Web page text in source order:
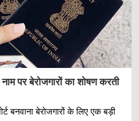
पर बेरोजगारों का शोषण करती
बनवाना बेरोजगारों के लिए एक बड़ी